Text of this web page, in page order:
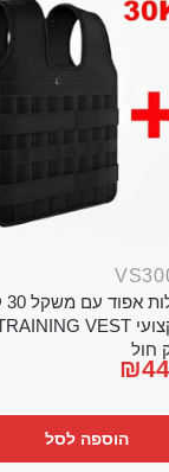
חול
₪
הוספה לסל